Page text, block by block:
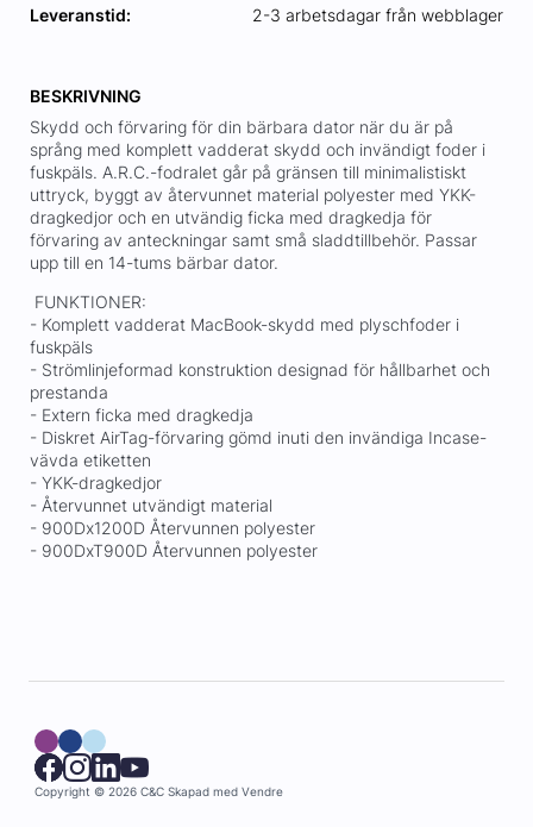
Leveranstid:
2-3 arbetsdagar från webblager
BESKRIVNING
Skydd och förvaring för din bärbara dator när du är på
språng med komplett vadderat skydd och invändigt foder i
fuskpäls. A.R.C.-fodralet går på gränsen till minimalistiskt
uttryck, byggt av återvunnet material polyester med YKK-
dragkedjor och en utvändig ficka med dragkedja för
förvaring av anteckningar samt små sladdtillbehör. Passar
upp till en 14-tums bärbar dator.
FUNKTIONER:
- Komplett vadderat MacBook-skydd med plyschfoder i
fuskpäls
- Strömlinjeformad konstruktion designad för hållbarhet och
prestanda
- Extern ficka med dragkedja
- Diskret AirTag-förvaring gömd inuti den invändiga Incase-
vävda etiketten
- YKK-dragkedjor
- Återvunnet utvändigt material
- 900Dx1200D Återvunnen polyester
- 900DxT900D Återvunnen polyester
Copyright © 2026 C&C Skapad med Vendre